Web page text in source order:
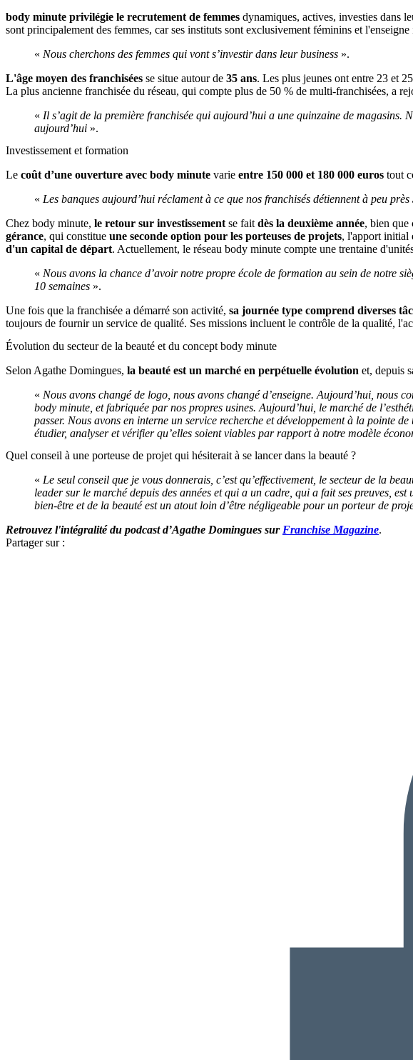
body minute privilégie le recrutement de femmes dynamiques, actives, investies dans
sont principalement des femmes, car ses instituts sont exclusivement féminins et
« Nous cherchons des femmes qui vont s’investir dans leur business ».
L'âge moyen des franchisées se situe autour de 35 ans. Les plus jeunes ont entre 23 et
La plus ancienne franchisée du réseau, qui compte plus de 50 % de multi-franchisées, a
« Il s’agit de la première franchisée qui aujourd’hui a une quinzaine de magasins.
aujourd’hui ».
Investissement et formation
Le coût d’une ouverture avec body minute varie entre 150 000 et 180 000 euros tout
« Les banques aujourd’hui réclament à ce que nos franchisés détiennent à peu
Chez body minute, le retour sur investissement se fait dès la deuxième année, bien que
gérance, qui constitue une seconde option pour les porteuses de projets, l'apport initial
d'un capital de départ. Actuellement, le réseau body minute compte une trentaine
« Nous avons la chance d’avoir notre propre école de formation au sein de notre
10 semaines ».
Une fois que la franchisée a démarré son activité, sa journée type comprend diverses
toujours de fournir un service de qualité. Ses missions incluent le contrôle de la qualité,
Évolution du secteur de la beauté et du concept body minute
Selon Agathe Domingues, la beauté est un marché en perpétuelle évolution et, depuis
« Nous avons changé de logo, nous avons changé d’enseigne. Aujourd’hui, nous
body minute, et fabriquée par nos propres usines. Aujourd’hui, le marché de
passer. Nous avons en interne un service recherche et développement à la pointe
étudier, analyser et vérifier qu’elles soient viables par rapport à notre modèle
Quel conseil à une porteuse de projet qui hésiterait à se lancer dans la beauté ?
« Le seul conseil que je vous donnerais, c’est qu’effectivement, le secteur de la
leader sur le marché depuis des années et qui a un cadre, qui a fait ses preuves,
bien-être et de la beauté est un atout loin d’être négligeable pour un porteur de
Retrouvez l'intégralité du podcast d’Agathe Domingues sur Franchise Magazine.
Partager sur :